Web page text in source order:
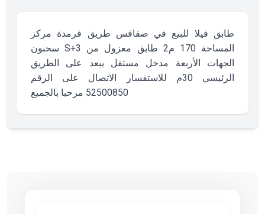
طابق فيلا للبيع في صفاقس طريق قرمدة مركز
سحنون S+3 المساحة 170 م2 طابق معزول من
الجهات الأربعة مدخل مستقل يبعد على الطريق
الرئيسي 30م للاستفسار الاتصال على الرقم
52500850 مرحبا بالجميع